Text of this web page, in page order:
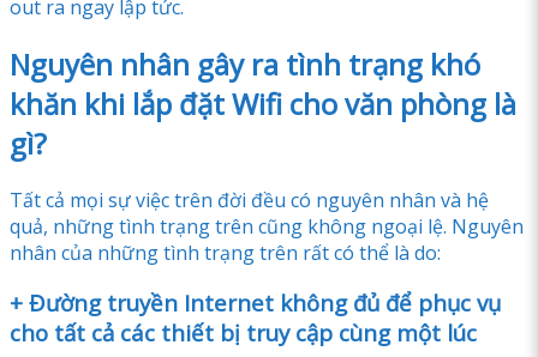
out ra ngay lập tức.
Nguyên nhân gây ra tình trạng khó
khăn khi lắp đặt Wifi cho văn phòng là
gì?
Tất cả mọi sự việc trên đời đều có nguyên nhân và hệ
quả, những tình trạng trên cũng không ngoại lệ. Nguyên
nhân của những tình trạng trên rất có thể là do:
+ Đường truyền Internet không đủ để phục vụ
cho tất cả các thiết bị truy cập cùng một lúc